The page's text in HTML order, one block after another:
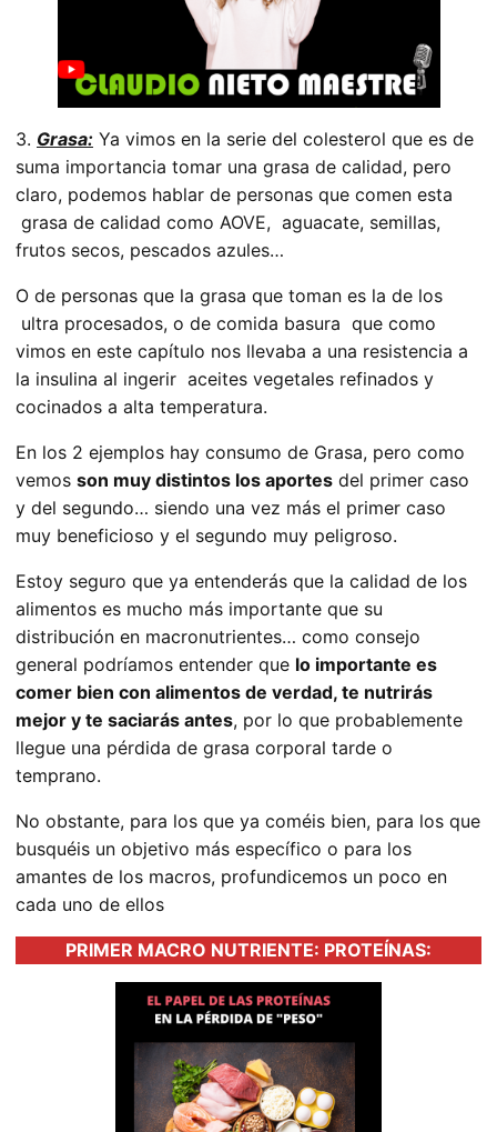
3. Grasa: Ya vimos en la serie del colesterol que es de
suma importancia tomar una grasa de calidad, pero
claro, podemos hablar de personas que comen esta
grasa de calidad como AOVE, aguacate, semillas,
frutos secos, pescados azules…
O de personas que la grasa que toman es la de los
ultra procesados, o de comida basura que como
vimos en este capítulo nos llevaba a una resistencia a
la insulina al ingerir aceites vegetales refinados y
cocinados a alta temperatura.
En los 2 ejemplos hay consumo de Grasa, pero como
vemos son muy distintos los aportes del primer caso
y del segundo… siendo una vez más el primer caso
muy beneficioso y el segundo muy peligroso.
Estoy seguro que ya entenderás que la calidad de los
alimentos es mucho más importante que su
distribución en macronutrientes… como consejo
general podríamos entender que lo importante es
comer bien con alimentos de verdad, te nutrirás
mejor y te saciarás antes, por lo que probablemente
llegue una pérdida de grasa corporal tarde o
temprano.
No obstante, para los que ya coméis bien, para los que
busquéis un objetivo más específico o para los
amantes de los macros, profundicemos un poco en
cada uno de ellos
PRIMER MACRO NUTRIENTE: PROTEÍNAS: